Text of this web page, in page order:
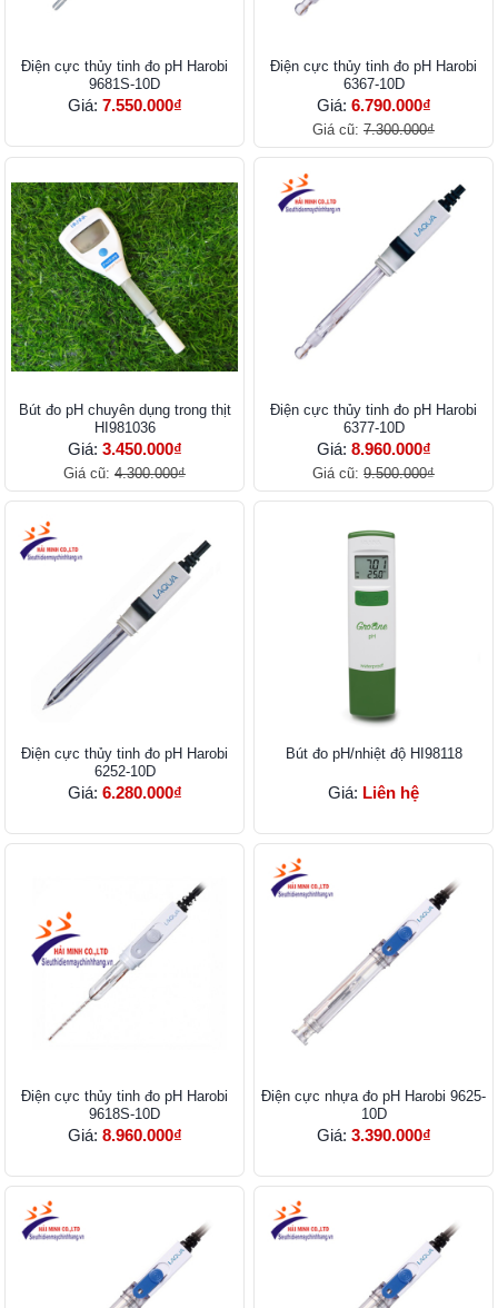
Điện cực thủy tinh đo pH Harobi
9681S-10D
Giá: 7.550.000₫
Điện cực thủy tinh đo pH Harobi
6367-10D
Giá: 6.790.000₫
Giá cũ: 7.300.000₫
Bút đo pH chuyên dụng trong thịt
HI981036
Giá: 3.450.000₫
Giá cũ: 4.300.000₫
Điện cực thủy tinh đo pH Harobi
6377-10D
Giá: 8.960.000₫
Giá cũ: 9.500.000₫
Điện cực thủy tinh đo pH Harobi
6252-10D
Giá: 6.280.000₫
Bút đo pH/nhiệt độ HI98118
Giá: Liên hệ
Điện cực thủy tinh đo pH Harobi
9618S-10D
Giá: 8.960.000₫
Điện cực nhựa đo pH Harobi 9625-
10D
Giá: 3.390.000₫